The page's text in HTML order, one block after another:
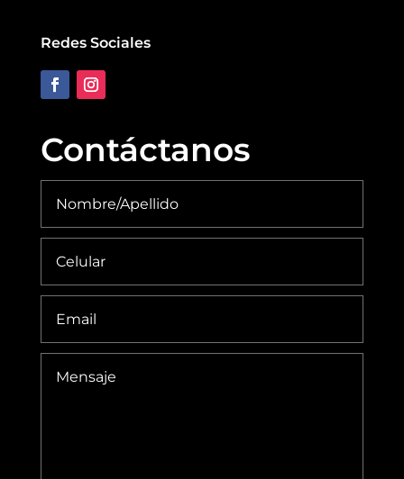
Redes Sociales
Contáctanos